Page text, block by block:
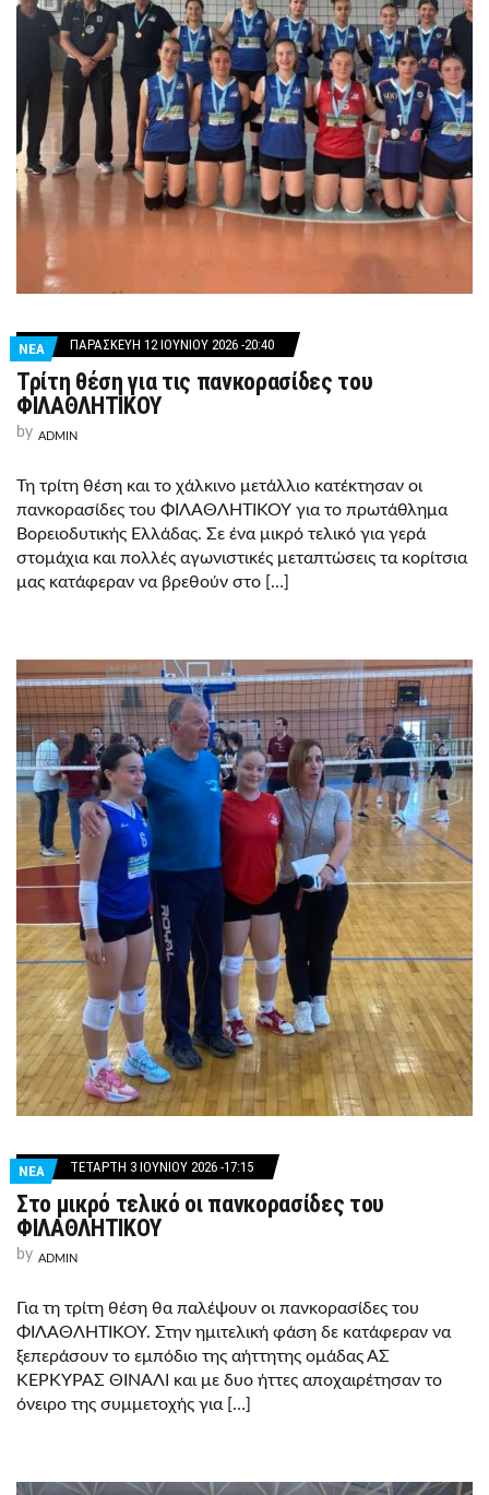
ΝΕΑ ΠΑΡΑΣΚΕΥΉ 12 ΙΟΥΝΊΟΥ 2026 -20:40
Τρίτη θέση για τις πανκορασίδες του
ΦΙΛΑΘΛΗΤΙΚΟΥ
by ADMIN
Τη τρίτη θέση και το χάλκινο μετάλλιο κατέκτησαν οι
πανκορασίδες του ΦΙΛΑΘΛΗΤΙΚΟΥ για το πρωτάθλημα
Βορειοδυτικής Ελλάδας. Σε ένα μικρό τελικό για γερά
στομάχια και πολλές αγωνιστικές μεταπτώσεις τα κορίτσια
μας κατάφεραν να βρεθούν στο […]
ΝΕΑ ΤΕΤΆΡΤΗ 3 ΙΟΥΝΊΟΥ 2026 -17:15
Στο μικρό τελικό οι πανκορασίδες του
ΦΙΛΑΘΛΗΤΙΚΟΥ
by ADMIN
Για τη τρίτη θέση θα παλέψουν οι πανκορασίδες του
ΦΙΛΑΘΛΗΤΙΚΟΥ. Στην ημιτελική φάση δε κατάφεραν να
ξεπεράσουν το εμπόδιο της αήττητης ομάδας ΑΣ
ΚΈΡΚΥΡΑΣ ΘΙΝΑΛΙ και με δυο ήττες αποχαιρέτησαν το
όνειρο της συμμετοχής για […]